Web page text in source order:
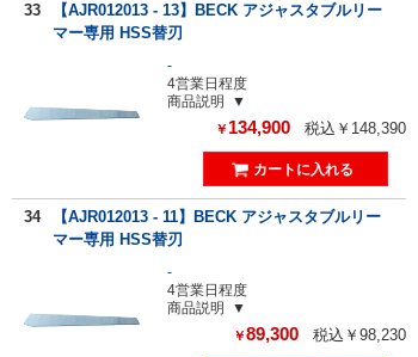
33
【AJR012013 - 13】BECK アジャスタブルリー
マー専用 HSS替刃
-
4営業日程度
商品説明
￥ 134,900 税込￥148,390
34
【AJR012013 - 11】BECK アジャスタブルリー
マー専用 HSS替刃
-
4営業日程度
商品説明
￥89,300 税込￥98,230